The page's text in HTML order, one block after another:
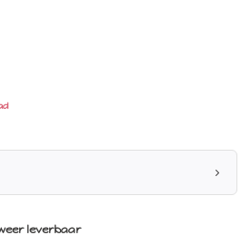
leverbaar